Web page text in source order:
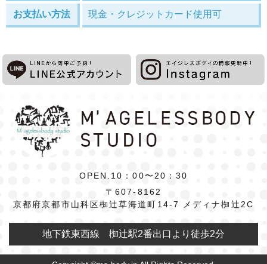
お支払い方法 現金・クレジットカード使用可
OPEN.10：00〜20：30
〒607-8162
京都府京都市山科区椥辻草海道町14-7 メディナ椥辻2C
地下鉄東西線 椥辻駅2番出口より徒歩2分